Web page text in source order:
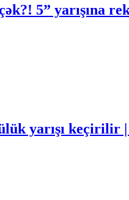
5” yarışına
yarışı keçirilir